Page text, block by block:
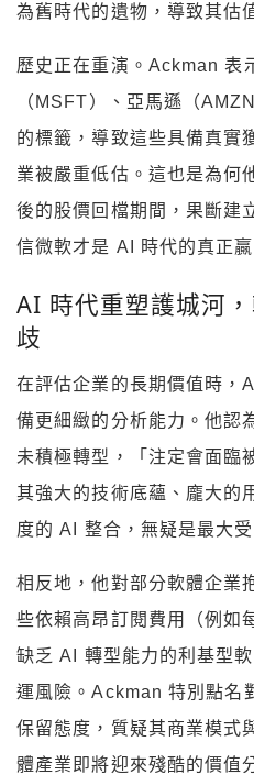
為舊時代的遺物，導致其估
歷史正在重演。Ackman 表
（MSFT）、亞馬遜（
的標籤，導致這些具備真實
業被嚴重低估。這也是為何
後的股價回檔期間，果斷建
信微軟才是 AI 時代的真正贏
AI 時代重塑護城河
歧
在評估企業的長期價值時，
備更細緻的分析能力。他認
未積極轉型，「注定會面臨
其強大的技術底蘊、龐大的
度的 AI 整合，無疑是最大受
相反地，他對部分軟體企業
些依賴高昂訂閱費用（例如
缺乏 AI 轉型能力的利基型
運風險。Ackman 特別點名
保留態度，質疑其商業模式
體產業即將迎來殘酷的價值